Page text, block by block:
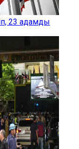
23 адамды